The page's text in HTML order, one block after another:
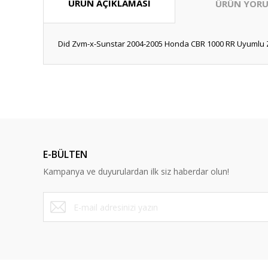
ÜRÜN AÇIKLAMASI ÜRÜN
Did Zvm-x-Sunstar 2004-2005 Honda CBR 1000 RR Uyumlu
Ürün bilgilerinde hatalar bulunuyor.
Ürün fiyatı diğer sitelerden daha pahalı.
Bu ürüne benzer farklı alternatifler olmalı.
E-BÜLTEN
Kampanya ve duyurulardan ilk siz haberdar olun!